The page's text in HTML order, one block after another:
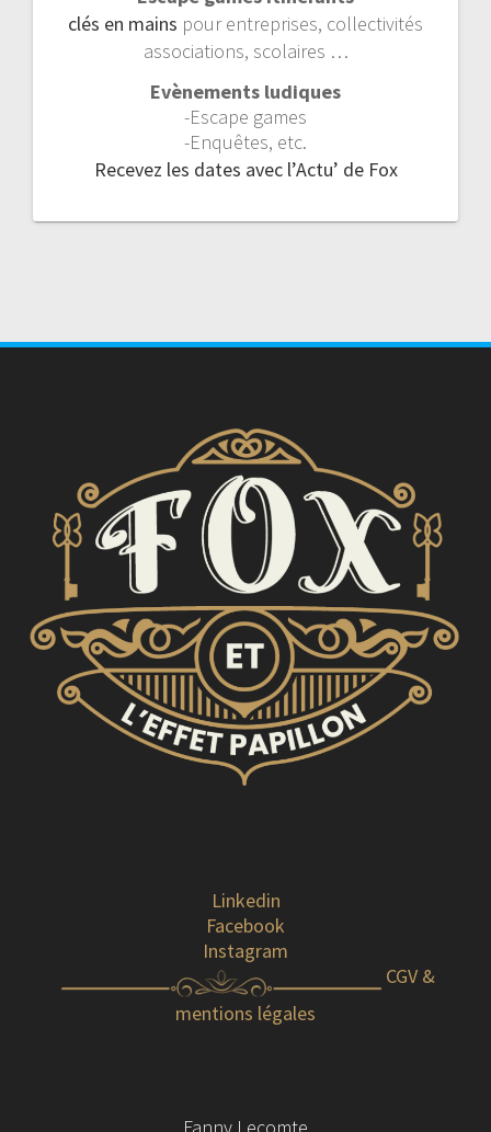
clés en mains pour entreprises, collectivités
associations, scolaires …
Evènements ludiques
-Escape games
-Enquêtes, etc.
Recevez les dates avec l’Actu’ de Fox
Linkedin
Facebook
Instagram
CGV &
mentions légales
Fanny Lecomte